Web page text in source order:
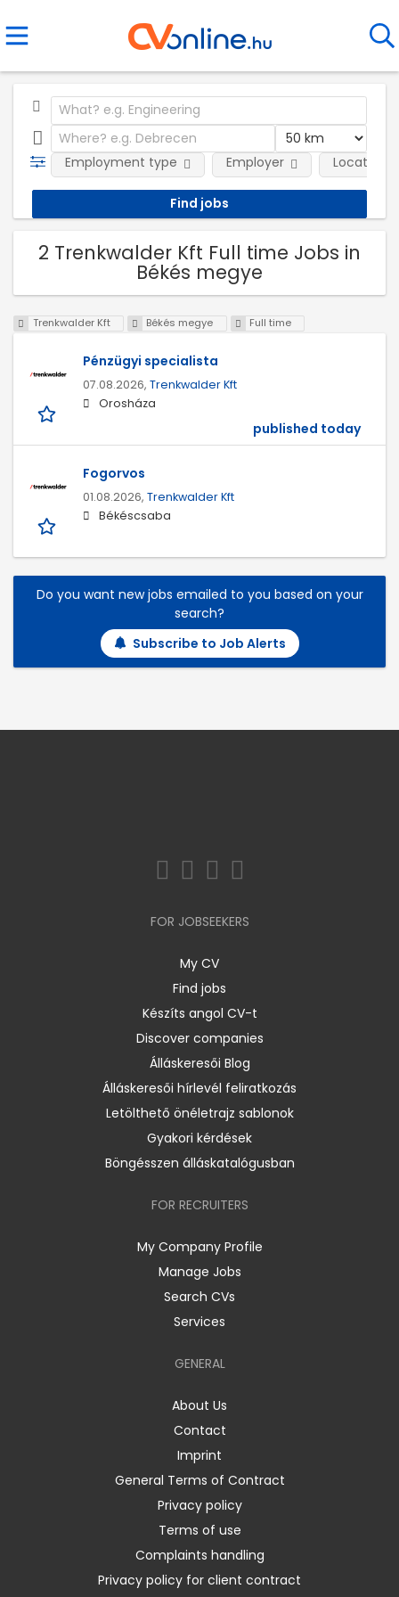
Employment type Employer Location
2 Trenkwalder Kft Full time Jobs in
Békés megye
Trenkwalder Kft Békés megye Full time
Pénzügyi specialista
07.08.2026, Trenkwalder Kft
Orosháza
published today
Fogorvos
01.08.2026, Trenkwalder Kft
Békéscsaba
Do you want new jobs emailed to you based on your
search?
Subscribe to Job Alerts
FOR JOBSEEKERS
My CV
Find jobs
Készíts angol CV-t
Discover companies
Álláskeresői Blog
Álláskeresői hírlevél feliratkozás
Letölthető önéletrajz sablonok
Gyakori kérdések
Böngésszen álláskatalógusban
FOR RECRUITERS
My Company Profile
Manage Jobs
Search CVs
Services
GENERAL
About Us
Contact
Imprint
General Terms of Contract
Privacy policy
Terms of use
Complaints handling
Privacy policy for client contract